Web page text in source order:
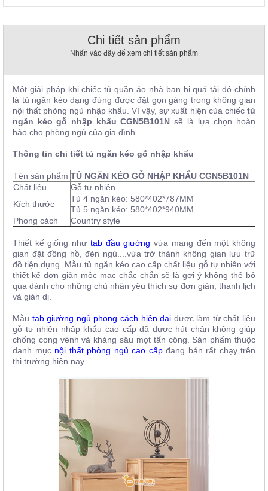
Cây
, đồ
Nhà
Hàng
Thất
Chi tiết sản phẩm
Nhấn vào đây để xem chi tiết sản phẩm
Một giải pháp khi chiếc tủ quần áo nhà bạn bị quá tải đó chính
là tủ ngăn kéo dạng đứng được đặt gọn gàng trong không gian
nội thất phòng ngủ nhập khẩu. Vì vậy, sự xuất hiện của chiếc tủ
ngăn kéo gỗ nhập khẩu CGN5B101N sẽ là lựa chọn hoàn
hảo cho phòng ngủ của gia đình.
Thông tin chi tiết tủ ngăn kéo gỗ nhập khẩu
Tên sản phẩm TỦ NGĂN KÉO GỖ NHẬP KHẨU CGN5B101N
Chất liệu
Gỗ tự nhiên
Kích thước
Tủ 4 ngăn kéo: 580*402*787MM
Tủ 5 ngăn kéo: 580*402*940MM
Phong cách
Country style
Thiết kế giống như tab đầu giường vừa mang đến một không
gian đặt đồng hồ, đèn ngủ....vừa trở thành không gian lưu trữ
đồ tiện dụng. Mẫu tủ ngăn kéo cao cấp chất liệu gỗ tự nhiên với
thiết kế đơn giản mộc mạc chắc chắn sẽ là gợi ý không thể bỏ
qua dành cho những chủ nhân yêu thích sự đơn giản, thanh lịch
và giản dị.
Mẫu tab giường ngủ phong cách hiện đại được làm từ chất liệu
gỗ tự nhiên nhập khẩu cao cấp đã được hút chân không giúp
chống cong vênh và kháng sâu mọt tấn công. Sản phẩm thuộc
danh mục nội thất phòng ngủ cao cấpđang bán rất chạy trên
thị trường hiên nay.